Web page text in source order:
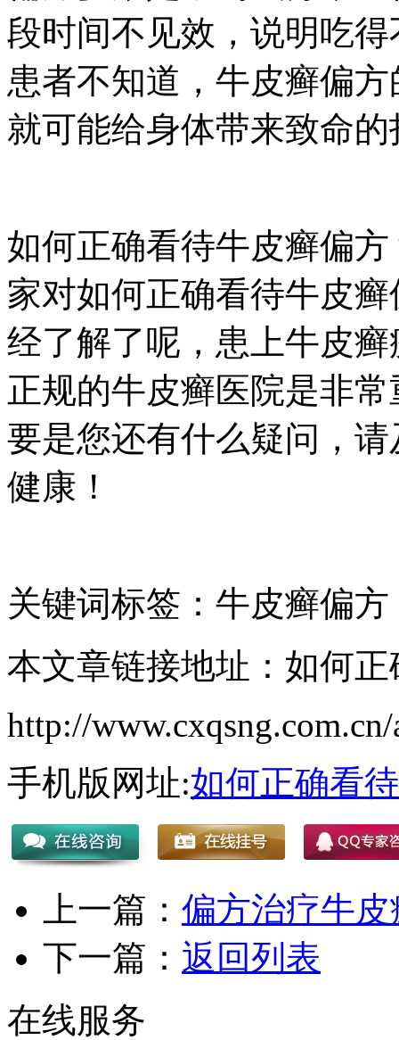
段时间不见效，说明吃
患者不知道，牛皮癣偏
就可能给身体带来致命的
如何正确看待牛皮癣偏
家对如何正确看待牛皮
经了解了呢，患上牛皮
正规的牛皮癣医院是非
要是您还有什么疑问，
健康！
关键词标签：牛皮癣偏方
本文章链接地址：如何
http://
手机版网址:如何正确看
上一篇： 偏方治疗牛
下一篇： 返回列表
在线服务